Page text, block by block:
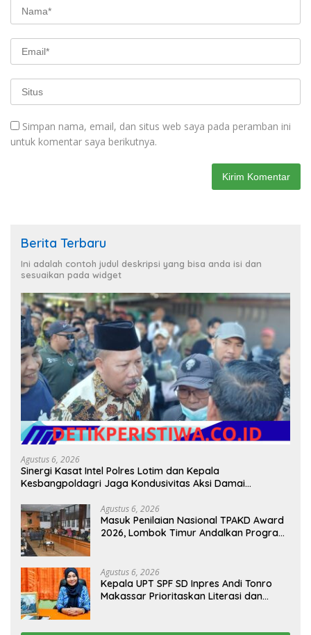
Simpan nama, email, dan situs web saya pada peramban ini
untuk komentar saya berikutnya.
Berita Terbaru
Ini adalah contoh judul deskripsi yang bisa anda isi dan
sesuaikan pada widget
Agustus 6, 2026
Sinergi Kasat Intel Polres Lotim dan Kepala
Kesbangpoldagri Jaga Kondusivitas Aksi Damai
Agustus 6, 2026
Masuk Penilaian Nasional TPAKD Award
2026, Lombok Timur Andalkan Program
Agustus 6, 2026
Kepala UPT SPF SD Inpres Andi Tonro
Makassar Prioritaskan Literasi dan